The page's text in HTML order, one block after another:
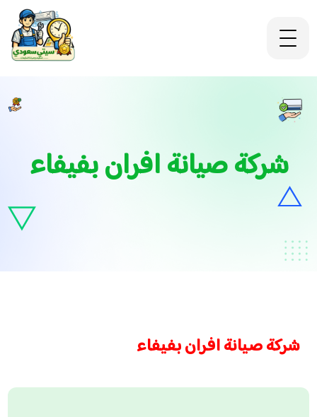
شركة صيانة افران بفيفاء
شركة صيانة افران بفيفاء